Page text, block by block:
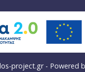
project.gr- Powered